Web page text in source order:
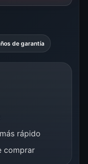
de garantía
rápido
comprar